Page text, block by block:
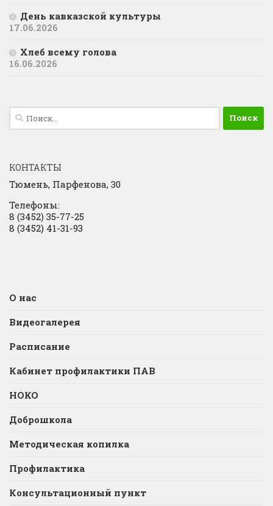
День кавказской культуры
17.06.2026
Хлеб всему голова
16.06.2026
Найти:
КОНТАКТЫ
Тюмень, Парфенова, 30
Телефоны:
8 (3452) 35-77-25
8 (3452) 41-31-93
О нас
Видеогалерея
Расписание
Кабинет профилактики ПАВ
НОКО
Доброшкола
Методическая копилка
Профилактика
Консультационный пункт